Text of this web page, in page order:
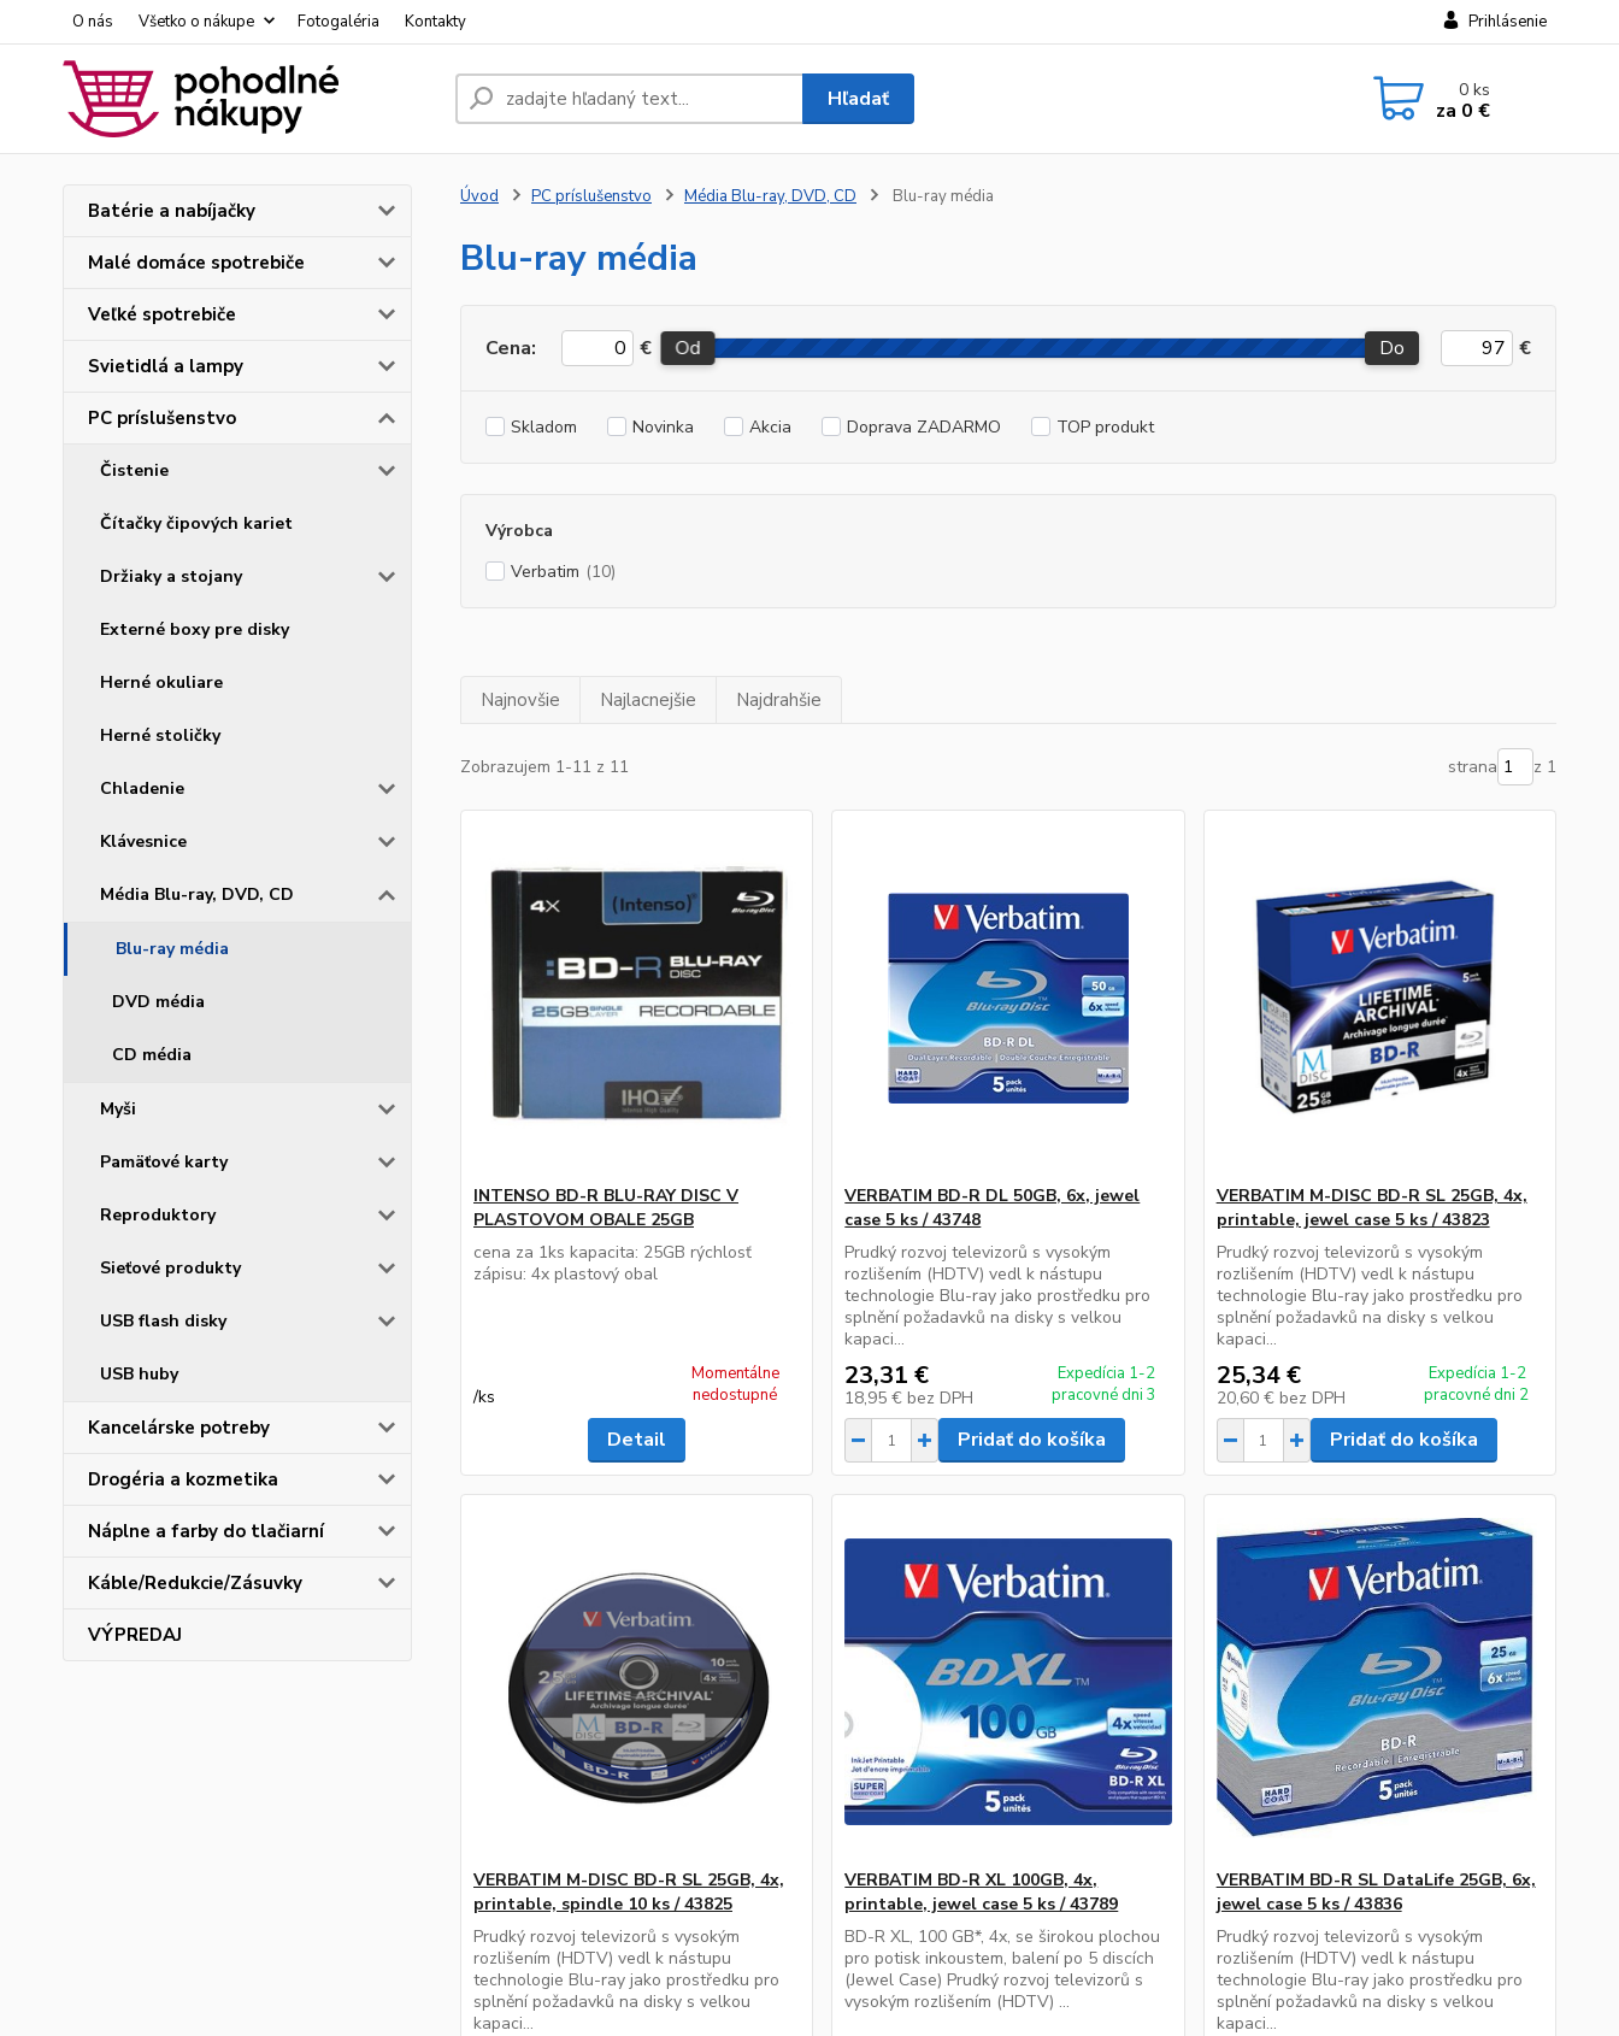
O nás Všetko o nákupe Fotogaléria Kontakty Prihlásenie
Hľadať 0ks
za 0 €
Batérie a nabíjačky
Malé domáce spotrebiče
Veľké spotrebiče
Svietidlá a lampy
PC príslušenstvo
Čistenie
Čítačky čipových kariet
Držiaky a stojany
Externé boxy pre disky
Herné okuliare
Herné stoličky
Chladenie
Klávesnice
Média Blu-ray, DVD, CD
Blu-ray média
DVD média
CD média
Myši
Pamäťové karty
Reproduktory
Sieťové produkty
USB flash disky
USB huby
Kancelárske potreby
Drogéria a kozmetika
Náplne a farby do tlačiarní
Káble/Redukcie/Zásuvky
VÝPREDAJ
Úvod PC príslušenstvo Média Blu-ray, DVD, CD Blu-ray média
Blu-ray média
Cena: € Od Do €
Skladom Novinka Akcia Doprava ZADARMO TOP produkt
Výrobca
Verbatim (10)
Najnovšie Najlacnejšie Najdrahšie
Zobrazujem 1-11 z 11 strana z 1
INTENSO BD-R BLU-RAY DISC V
PLASTOVOM OBALE 25GB
cena za 1ks kapacita: 25GB rýchlosť
zápisu: 4x plastový obal
/ks
Momentálne
nedostupné
Detail
VERBATIM BD-R DL 50GB, 6x, jewel
case 5 ks / 43748
Prudký rozvoj televizorů s vysokým
rozlišením (HDTV) vedl k nástupu
technologie Blu-ray jako prostředku pro
splnění požadavků na disky s velkou
kapaci...
23,31 €
18,95 € bez DPH
Expedícia 1-2
pracovné dni 3
Pridať do košíka
VERBATIM M-DISC BD-R SL 25GB, 4x,
printable, jewel case 5 ks / 43823
Prudký rozvoj televizorů s vysokým
rozlišením (HDTV) vedl k nástupu
technologie Blu-ray jako prostředku pro
splnění požadavků na disky s velkou
kapaci...
25,34 €
20,60 € bez DPH
Expedícia 1-2
pracovné dni 2
Pridať do košíka
VERBATIM M-DISC BD-R SL 25GB, 4x,
printable, spindle 10 ks / 43825
Prudký rozvoj televizorů s vysokým
rozlišením (HDTV) vedl k nástupu
technologie Blu-ray jako prostředku pro
splnění požadavků na disky s velkou
kapaci...
VERBATIM BD-R XL 100GB, 4x,
printable, jewel case 5 ks / 43789
BD-R XL, 100 GB*, 4x, se širokou plochou
pro potisk inkoustem, balení po 5 discích
(Jewel Case) Prudký rozvoj televizorů s
vysokým rozlišením (HDTV) ...
VERBATIM BD-R SL DataLife 25GB, 6x,
jewel case 5 ks / 43836
Prudký rozvoj televizorů s vysokým
rozlišením (HDTV) vedl k nástupu
technologie Blu-ray jako prostředku pro
splnění požadavků na disky s velkou
kapaci...